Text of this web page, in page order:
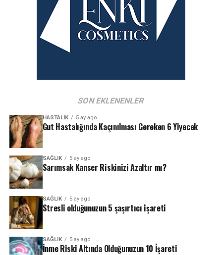
SON EKLENENLER
HASTALIK 5 ay ago
Gut Hastalığında Kaçınılması Gereken 6 Yiyecek
SAĞLIK 5 ay ago
Sarımsak Kanser Riskinizi Azaltır mı?
SAĞLIK 5 ay ago
Stresli olduğunuzun 5 şaşırtıcı işareti
SAĞLIK 5 ay ago
İnme Riski Altında Olduğunuzun 10 İşareti